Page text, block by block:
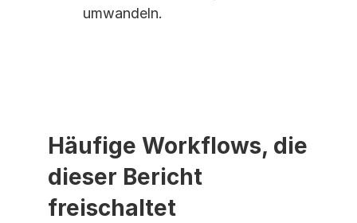
umwandeln.
Häufige Workflows, die
dieser Bericht
freischaltet